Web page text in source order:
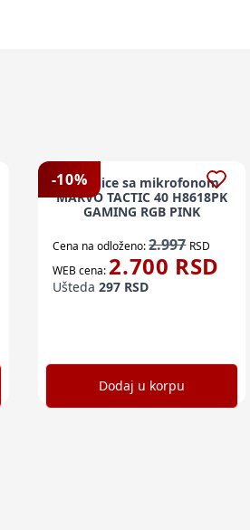
-10%
Slusalice sa mikrofonom
MARVO TACTIC 40 H8618PK
GAMING RGB PINK
Cena na odloženo:2.997 RSD
WEB cena: 2.700 RSD
Ušteda 297 RSD
Dodaj u korpu